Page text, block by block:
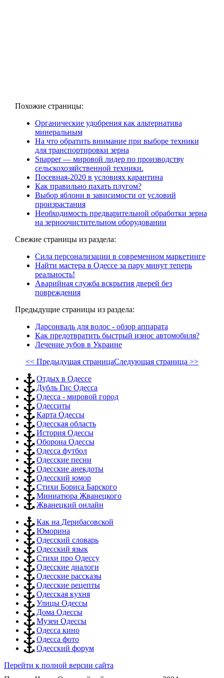
Похожие страницы:
Органические удобрения как альтернатива
минеральным
На что обратить внимание при выборе техники
для транспортировки зерна
Snapper — мировой лидер по производству
сельскохозяйственной техники.
Посевная-2020 в условиях карантина
Как правильно пахать плугом?
Выбор яблони в зависимости от условий
произрастания
Необходимость предварительной обработки зерна
на зерноочистительном оборудовании
Свежие страницы из раздела:
Сила персонализации в современном маркетинге
Найти мастера в Одессе за пару минут теперь
реальность!
Аварийная служба вскрытия дверей без
повреждения
Предыдущие страницы из раздела:
Дарсонваль для волос - обзор аппарата
Как предотвратить быстрый износ автомобиля?
Лечение зубов в Украине
<< Предыдущая страницаСледующая страница >>
Отдых в Одессе
Дубль Гис Одесса
Одесса - мировой город
Одесситы
Карта Одессы
Одесская область
История Одессы
Оборона Одессы
Одесса футбол
Одесские песни
Одесские анекдоты
Одесский юмор
Стихи Бориса Барского
Миниатюра Жванецкого
Жванецкий онлайн
Как на Дерибасовской
Юморина
Одесский словарь
Одесский язык
Стихи про Одессу
Одесские диалоги
Одесские рассказы
Одесские рецепты
Одесская кухня
Улицы Одессы
Дома Одессы
Музеи Одессы
Одесса кино
Одесса фото
Одесский форум
Перейти к полной версии сайта